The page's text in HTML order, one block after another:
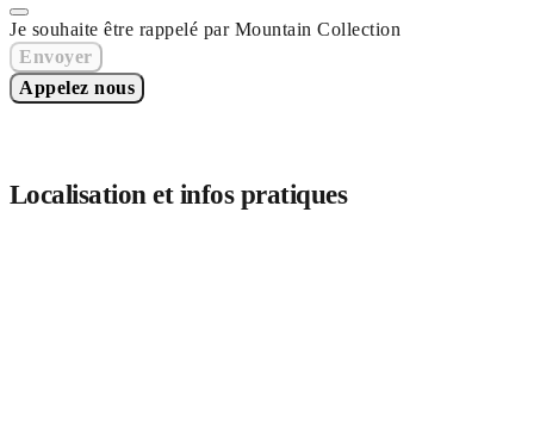
Je souhaite être rappelé par Mountain Collection
Envoyer
Appelez nous
Localisation et infos pratiques